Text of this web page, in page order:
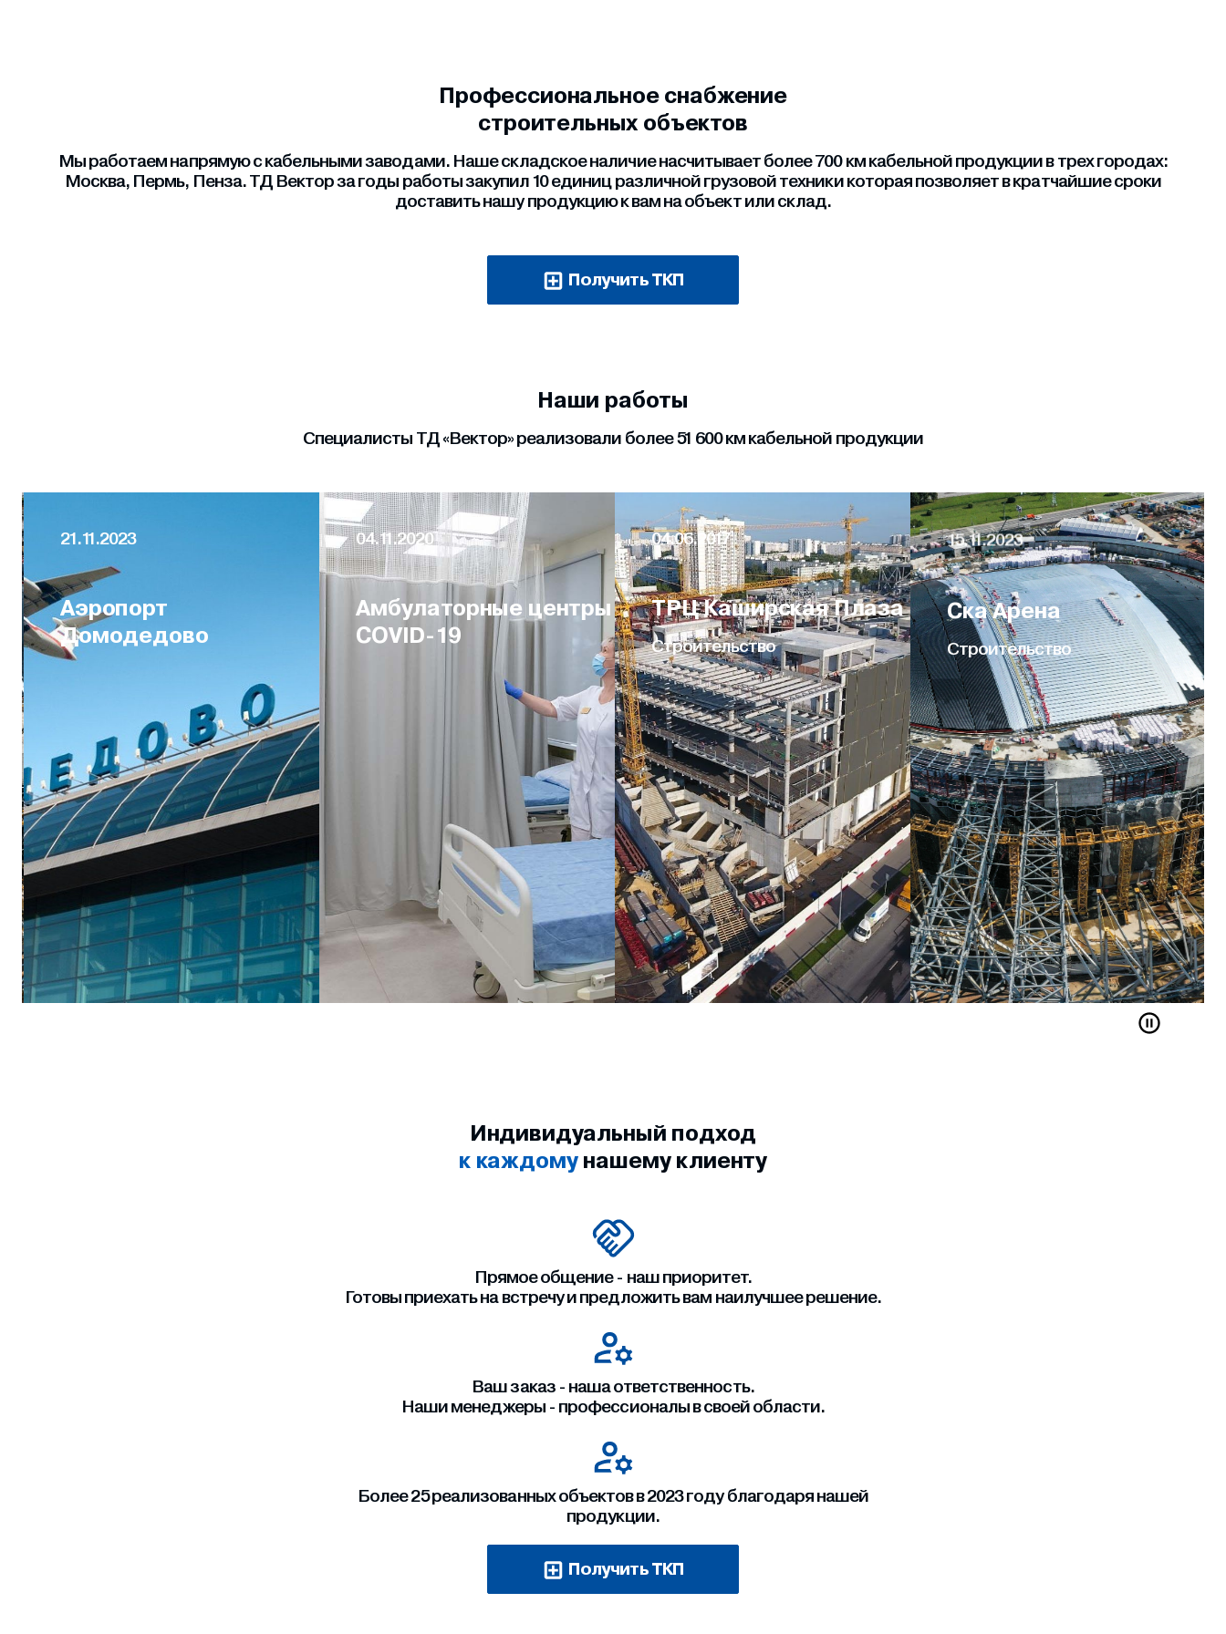
Профессиональное снабжение
строительных объектов
Мы работаем напрямую с кабельными заводами. Наше складское наличие насчитывает более 700 км кабельной продукции в трех городах:
Москва, Пермь, Пенза. ТД Вектор за годы работы закупил 10 единиц различной грузовой техники которая позволяет в кратчайшие сроки
доставить нашу продукцию к вам на объект или склад.
Получить ТКП
Наши работы
Специалисты ТД «Вектор» реализовали более 51 600 км кабельной продукции
21.11.2023
Аэропорт
Домодедово
04.11.2020
Амбулаторные центры
COVID-19
04.06.2017
ТРЦ Каширская Плаза
Строительство
15.11.2023
Ска Арена
Строительство
Индивидуальный подход
к каждомунашему клиенту
Прямое общение - наш приоритет.
Готовы приехать на встречу и предложить вам наилучшее решение.
Ваш заказ - наша ответственность.
Наши менеджеры - профессионалы в своей области.
Более 25 реализованных объектов в 2023 году благодаря нашей
продукции.
Получить ТКП